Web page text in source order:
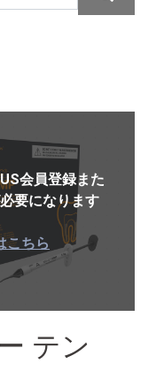
会員登録また
要になります
こちら
テン